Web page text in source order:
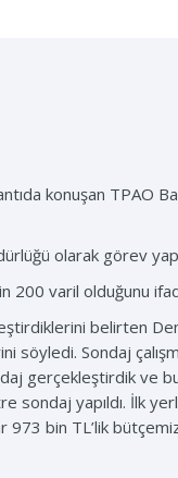
konuşan TPAO
olarak görev
200 varil olduğunu
belirten
Sondaj
gerçekleştirdik ve
sondaj yapıldı. İlk
973 bin TL’lik